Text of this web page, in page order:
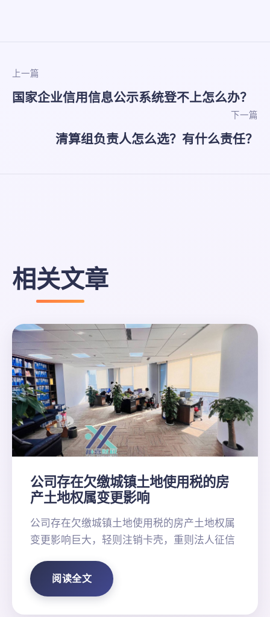
上一篇
国家企业信用信息公示系统登不上怎么办？
下一篇
清算组负责人怎么选？有什么责任？
相关文章
公司存在欠缴城镇土地使用税的房
产土地权属变更影响
公司存在欠缴城镇土地使用税的房产土地权属
变更影响巨大，轻则注销卡壳，重则法人征信
阅读全文